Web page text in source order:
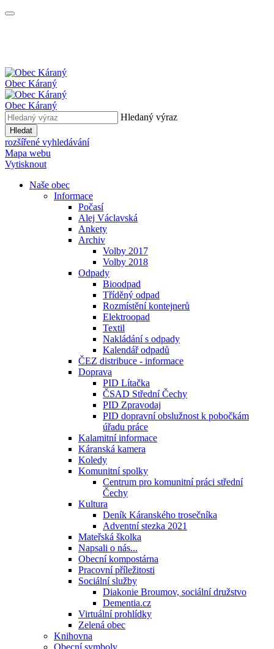
Obec Káraný
Obec Káraný
Hledaný výraz
Hledat
rozšířené vyhledávání
Mapa webu
Vytisknout
Naše obec
Informace
Počasí
Alej Václavská
Ankety
Archiv
Volby 2017
Volby 2018
Odpady
Bioodpad
Tříděný odpad
Rozmístění kontejnerů
Elektroopad
Textil
Nakládání s odpady
Kalendář odpadů
ČEZ distribuce - informace
Doprava
PID Lítačka
ČSAD Střední Čechy
PID Zpravodaj
PID dopravní obslužnost k pobočkám
úřadu práce
Kalamitní informace
Káranská kamera
Koledy
Komunitní spolky
Centrum pro komunitní práci střední
Čechy
Kultura
Deník Káranského trosečníka
Adventní stezka 2021
Mateřská školka
Napsali o nás...
Obecní kompostárna
Pracovní příležitosti
Sociální služby
Diakonie Broumov, sociální družstvo
Dementia.cz
Virtuální prohlídky
Zelená obec
Knihovna
Obecní symboly